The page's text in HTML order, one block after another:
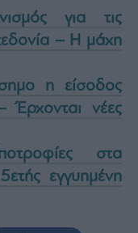
για τις
– Η μάχη
η είσοδος
νέες
στα
εγγυημένη